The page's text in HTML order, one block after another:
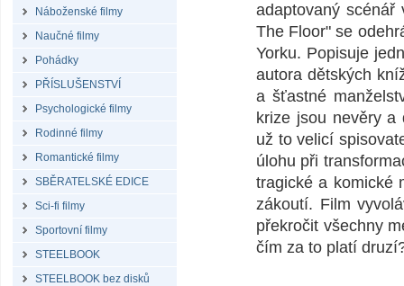
Náboženské filmy
Naučné filmy
Pohádky
PŘÍSLUŠENSTVÍ
Psychologické filmy
Rodinné filmy
Romantické filmy
SBĚRATELSKÉ EDICE
Sci-fi filmy
Sportovní filmy
STEELBOOK
STEELBOOK bez disků
adaptovaný scénář
The Floor" se
Yorku. Popisuje
autora dětských
a šťastné
krize jsou nevěry a
už to velicí
úlohu při
tragické a komické
zákoutí. Film
překročit všechny
čím za to platí